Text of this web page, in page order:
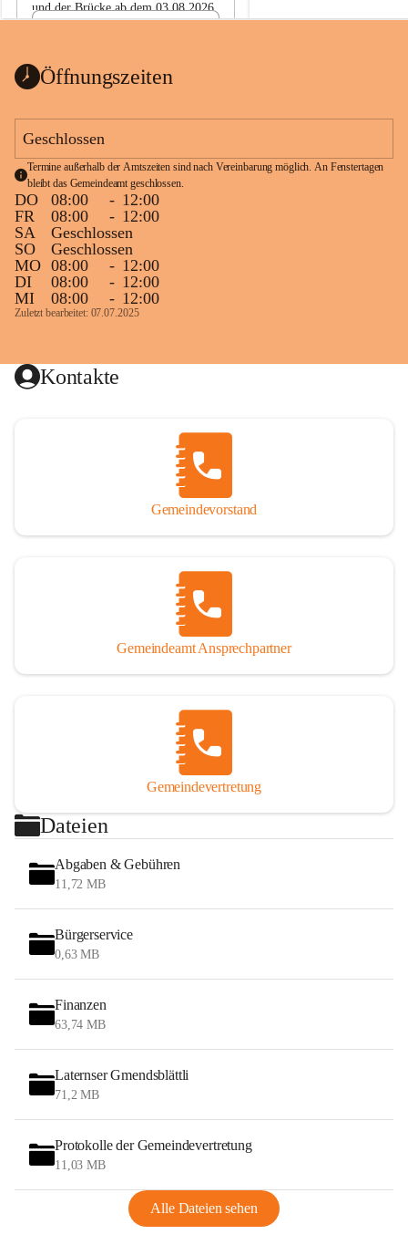
und der Brücke ab dem 03.08.2026
ht
1 Seite•0,1 MB
Öffnungszeiten
Geschlossen
Termine außerhalb der Amtszeiten sind nach Vereinbarung möglich. An Fenstertagen
bleibt das Gemeindeamt geschlossen.
DO 08:00 - 12:00
FR
08:00 - 12:00
SA
Geschlossen
SO
Geschlossen
MO 08:00 - 12:00
DI
08:00 - 12:00
MI
08:00 - 12:00
Zuletzt bearbeitet: 07.07.2025
Kontakte
Gemeindevorstand
Gemeindeamt Ansprechpartner
Gemeindevertretung
Dateien
Abgaben & Gebühren
11,72 MB
Bürgerservice
0,63 MB
Finanzen
63,74 MB
Laternser Gmendsblättli
71,2 MB
Protokolle der Gemeindevertretung
11,03 MB
Alle Dateien sehen